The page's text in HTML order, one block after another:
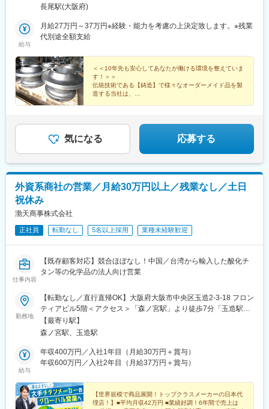
長尾駅(大阪府)
給与
月給27万円～37万円※経験・能力を考慮の上決定致します。※残業
代別途全額支給
＜＜10年先も安心してあなたが働ける環境を整えていま
す！＞＞
伝統技術である【鋳造】で様々なオーダーメイド品を製
造する当社は、
気になる 応募する
外資系商社の営業／月給30万円以上／残業なし／土日
祝休み
渤天商事株式会社
正社員 転勤なし 5名以上採用 業種未経験歓迎
仕事内容
【既存顧客対応】競合ほぼなし！中国／台湾から輸入した酸化チ
タン等の化学品の法人向け営業
勤務地
【転勤なし／直行直帰OK】大阪府大阪市中央区玉造2-3-18 フロン
ティアビル5階＜アクセス＞「森ノ宮駅」より徒歩7分「玉造駅」
より徒歩10分★屋内喫煙可能場所あり★現在は全員出社していま
すが、在宅勤務・リモートワークも可能です
【最寄り駅】
森ノ宮駅、玉造駅
給与
年収400万円／入社1年目（月給30万円＋賞与）
年収600万円／入社2年目（月給37万円＋賞与）
【世界規模で商品展開！トップクラスメーカーの日本代
理店！】■平均月収42万円 ■業績好調！6年間で売上は